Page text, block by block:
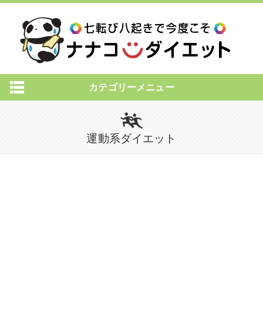
カテゴリーメニュー
運動系ダイエット